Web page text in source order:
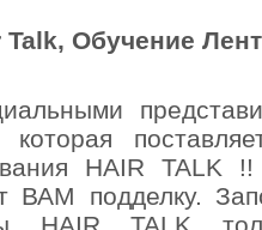
Talk, Обучение
которая
HAIR TALK
ВАМ подделку.